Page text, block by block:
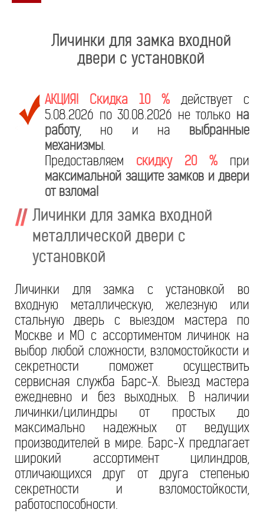
Личинки для замка входной
двери с установкой
АКЦИЯ! Скидка 10 % действует с
5.08.2026 по 30.08.2026 не только на
работу, но и на выбранные
механизмы.
Предоставляем скидку 20 % при
максимальной защите замков и двери
от взлома!
Личинки для замка входной
металлической двери с
установкой
Личинки для замка с установкой во
входную металлическую, железную или
стальную дверь с выездом мастера по
Москве и МО с ассортиментом личинок на
выбор любой сложности, взломостойкости и
секретности поможет осуществить
сервисная служба Барс-Х. Выезд мастера
ежедневно и без выходных. В наличии
личинки/цилиндры от простых до
максимально надежных от ведущих
производителей в мире. Барс-Х предлагает
широкий ассортимент цилиндров,
отличающихся друг от друга степенью
секретности и взломостойкости,
работоспособности.